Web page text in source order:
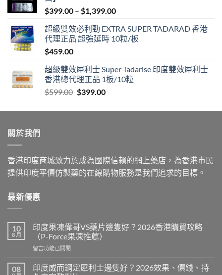
$399.00 – $1,399.00Price
$399.00
through
超級雙效必利勁 EXTRA SUPER TADARAD 香港
代理正品 超強延時 10粒/板
$459.00
超級雙效犀利士 Super Tadarise 印度雙效犀利士
香港總代理正品 1板/10粒
$599.00 Original
was:
$399.00Current
is:
關於我們
香港印度商城致力於成為國際信賴的網上藥店，為香港市民
提供印度平價仿製藥的在線購物服務是我們追求的目標。
最新優惠
10
8 月
印度果凍偉哥VS藥片邊隻好？2026香港購買攻略
（P-Force果凍推薦）
在
度
果
留言功能已關閉
08
印度威而鋼定犀利士邊隻好？2026效果、價錢、持